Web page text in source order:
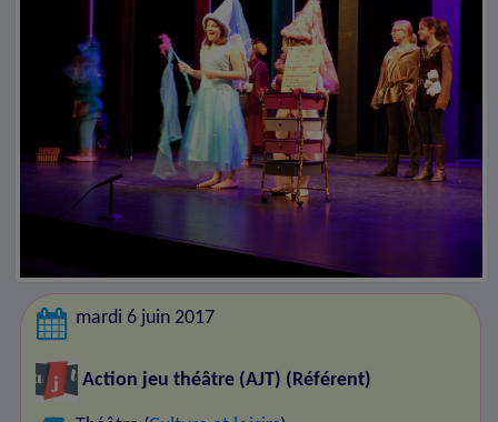
mardi 6 juin 2017
Action jeu théâtre (AJT) (Référent)